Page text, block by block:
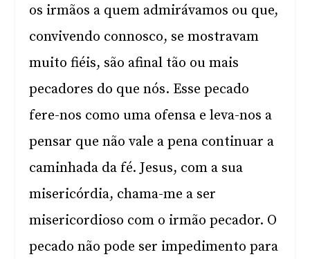
os irmãos a quem admirávamos ou que,
convivendo connosco, se mostravam
muito fiéis, são afinal tão ou mais
pecadores do que nós. Esse pecado
fere-nos como uma ofensa e leva-nos a
pensar que não vale a pena continuar a
caminhada da fé. Jesus, com a sua
misericórdia, chama-me a ser
misericordioso com o irmão pecador. O
pecado não pode ser impedimento para